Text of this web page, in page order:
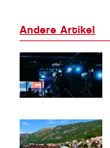
Andere Artikel